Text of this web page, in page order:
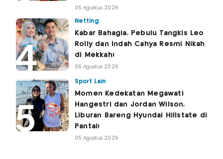
05 Agustus 2026
Netting
Kabar Bahagia, Pebulu Tangkis Leo
Rolly dan Indah Cahya Resmi Nikah
di Mekkah!
06 Agustus 2026
Sport Lain
Momen Kedekatan Megawati
Hangestri dan Jordan Wilson,
Liburan Bareng Hyundai Hillstate di
Pantai!
05 Agustus 2026